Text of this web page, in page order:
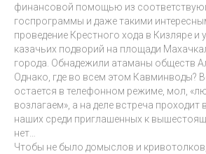
финансовой помощью из
госпрограммы и даже такими
проведение Крестного хода в Кизляре и
казачьих подворий на площади
города. Обнадежили атаманы обществ
Однако, где во всем этом Кавминводы?
остается в телефонном режиме, мол,
возлагаем», а на деле встреча проходит
наших среди приглашенных к
нет…
Чтобы не было домыслов и